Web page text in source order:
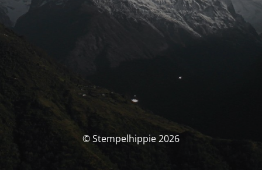
© Stempelhippie 2026